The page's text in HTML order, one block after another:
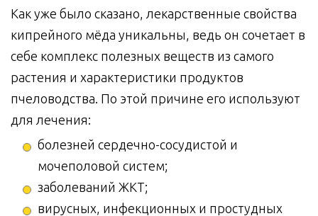
Как уже было сказано, лекарственные свойства
кипрейного мёда уникальны, ведь он сочетает в
себе комплекс полезных веществ из самого
растения и характеристики продуктов
пчеловодства. По этой причине его используют
для лечения:
болезней сердечно-сосудистой и
мочеполовой систем;
заболеваний ЖКТ;
вирусных, инфекционных и простудных